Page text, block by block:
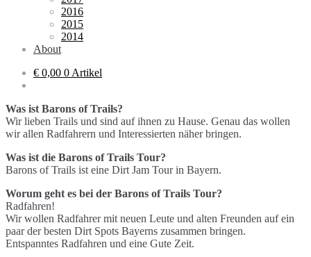
2016
2015
2014
About
€ 0,00 0 Artikel
Was ist Barons of Trails?
Wir lieben Trails und sind auf ihnen zu Hause. Genau das wollen
wir allen Radfahrern und Interessierten näher bringen.
Was ist die Barons of Trails Tour?
Barons of Trails ist eine Dirt Jam Tour in Bayern.
Worum geht es bei der Barons of Trails Tour?
Radfahren!
Wir wollen Radfahrer mit neuen Leute und alten Freunden auf ein
paar der besten Dirt Spots Bayerns zusammen bringen.
Entspanntes Radfahren und eine Gute Zeit.